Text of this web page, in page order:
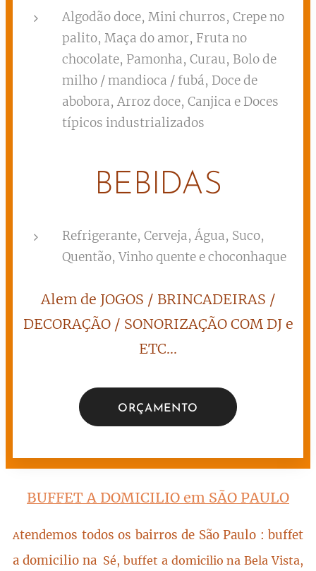
Algodão doce, Mini churros, Crepe no
palito, Maça do amor, Fruta no
chocolate, Pamonha, Curau, Bolo de
milho / mandioca / fubá, Doce de
abobora, Arroz doce, Canjica e Doces
típicos industrializados
BEBIDAS
Refrigerante, Cerveja, Água, Suco,
Quentão, Vinho quente e choconhaque
Alem de JOGOS / BRINCADEIRAS /
DECORAÇÃO / SONORIZAÇÃO COM DJ e
ETC...
ORÇAMENTO
BUFFET A DOMICILIO em SÃO PAULO
Atendemos todos os bairros de São Paulo : buffet
a domicilio na Sé, buffet a domicilio na Bela Vista,